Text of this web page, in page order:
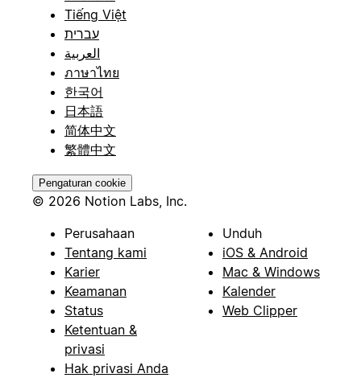
Tiếng Việt
עברית
العربية
ภาษาไทย
한국어
日本語
简体中文
繁體中文
Pengaturan cookie
© 2026 Notion Labs, Inc.
Perusahaan
Tentang kami
Karier
Keamanan
Status
Ketentuan &
privasi
Hak privasi Anda
Unduh
iOS & Android
Mac & Windows
Kalender
Web Clipper